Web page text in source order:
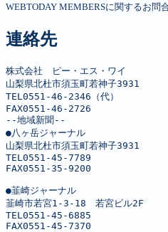
WEBTODAY MEMBERSに関するお問
連絡先
株式会社　ピー・エス・ワイ
山梨県北杜市須玉町若神子3931
TEL0551-46-2346（代）
FAX0551-46-2726
--地域新聞--
●八ヶ岳ジャーナル
山梨県北杜市須玉町若神子3931
TEL0551-45-7789
FAX0551-35-9200
●韮崎ジャーナル
韮崎市若宮1-3-18　若宮ビル2F
TEL0551-45-6885
FAX0551-45-7370